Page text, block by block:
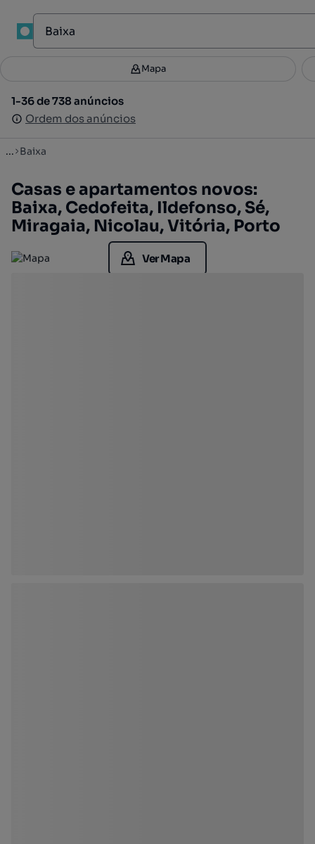
Filtros 2
1-36 de 738 anúncios
Ordem dos anúncios
Mapa
1-36 de 738 anúncios
Ordem dos anúncios
... Baixa
Casas e apartamentos novos:
Baixa, Cedofeita, Ildefonso, Sé,
Miragaia, Nicolau, Vitória, Porto
Ver Mapa